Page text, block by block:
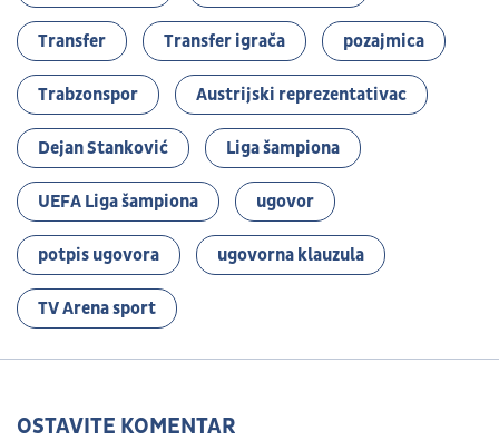
Transfer Transfer igrača pozajmica
Trabzonspor Austrijski reprezentativac
Dejan Stanković Liga šampiona
UEFA Liga šampiona ugovor
potpis ugovora ugovorna klauzula
TV Arena sport
OSTAVITE KOMENTAR